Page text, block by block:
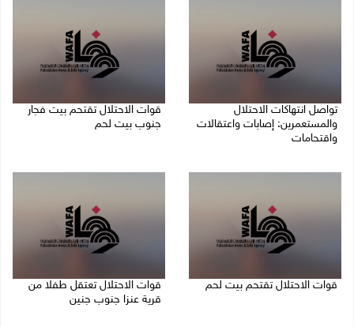
تواصل انتهاكات الاحتلال
والمستعمرين: إصابات واعتقالات
واقتحامات
قوات الاحتلال تقتحم بيت فجار
جنوب بيت لحم
قوات الاحتلال تقتحم بيت لحم
قوات الاحتلال تعتقل طفلا من
قرية عنزا جنوب جنين